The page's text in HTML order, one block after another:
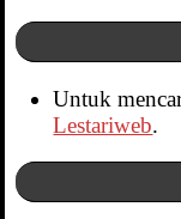
Untuk
Lestariweb.